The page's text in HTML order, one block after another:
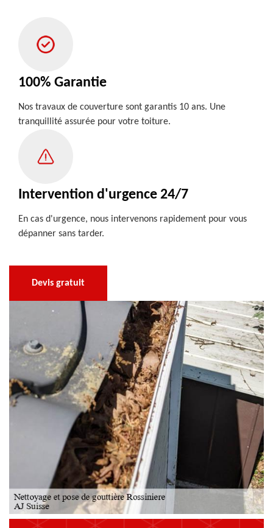
100% Garantie
Nos travaux de couverture sont garantis 10 ans. Une
tranquillité assurée pour votre toiture.
Intervention d'urgence 24/7
En cas d'urgence, nous intervenons rapidement pour vous
dépanner sans tarder.
Devis gratuit